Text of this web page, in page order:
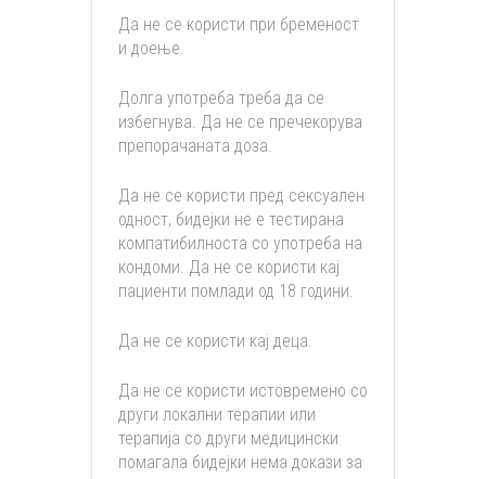
Да не се користи при бременост
и доење.
Долга употреба треба да се
избегнува. Да не се пречекорува
препорачаната доза.
Да не се користи пред сексуален
одност, бидејки не е тестирана
компатибилноста со употреба на
кондоми. Да не се користи кај
пациенти помлади од 18 години.
Да не се користи кај деца.
Да не се користи истовремено со
други локални терапии или
терапија со други медицински
помагала бидејки нема докази за